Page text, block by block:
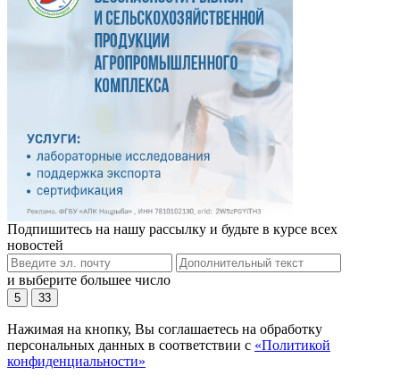
Подпишитесь на нашу рассылку и будьте в курсе всех
новостей
и выберите большее число
5 33
Нажимая на кнопку, Вы соглашаетесь на обработку
персональных данных в соответствии с «Политикой
конфиденциальности»